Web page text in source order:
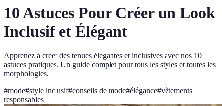
10 Astuces Pour Créer un Look
Inclusif et Élégant
Apprenez à créer des tenues élégantes et inclusives avec nos 10
astuces pratiques. Un guide complet pour tous les styles et toutes les
morphologies.
#mode#style inclusif#conseils de mode#élégance#vêtements
responsables